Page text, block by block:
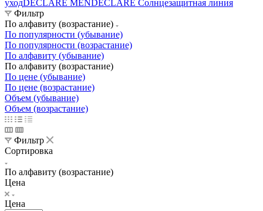
уходDECLARE MENDECLARE Солнцезащитная линия
Фильтр
По алфавиту (возрастание)
По популярности (убывание)
По популярности (возрастание)
По алфавиту (убывание)
По алфавиту (возрастание)
По цене (убывание)
По цене (возрастание)
Объем (убывание)
Объем (возрастание)
Фильтр
Сортировка
По алфавиту (возрастание)
Цена
Цена